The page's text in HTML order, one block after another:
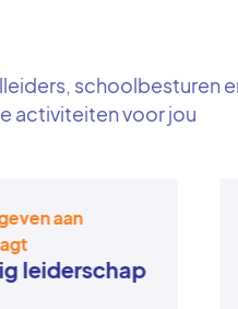
schoolbesturen
activiteiten voor jou
aan
leiderschap